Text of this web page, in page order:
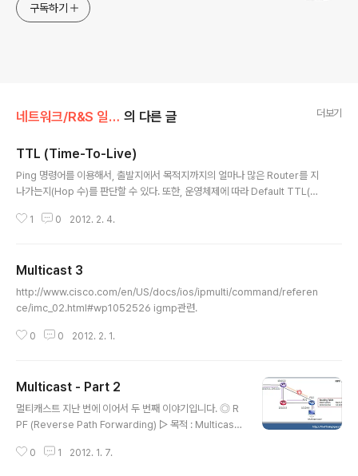
구독하기
네트워크/R&S 일반 의 다른 글 더보기
TTL (Time-To-Live)
Ping 명령어를 이용해서, 출발지에서 목적지까지의 얼마나 많은 Router를 지
나가는지(Hop 수)를 판단할 수 있다. 또한, 운영체제에 따라 Default TTL(Ti
운영체제는 Ping으로 확인하는 운영체제는 보내는 쪽이 아니라 Ping을 받는
이 값을 1씩 낮추면서 목적지 장비에 도착을 하게 되면, 목적지에는 데이터를 응
답할 때 다시 TTL을 자신의 운영체제의 최대값으로 해서 응답을 하게 되고 마
찬가지로 돌아오는 경로 상에서 라우터를 지날 때마다 TTL값은 1..
1 0 2012. 2. 4.
Multicast 3
http://www.cisco.com/en/US/docs/ios/ipmulti/command/referen
ce/imc_02.html#wp1052526 igmp관련.
0 0 2012. 2. 1.
Multicast - Part 2
멀티캐스트 지난 번에 이어서 두 번째 이야기입니다. ◎ R
PF (Reverse Path Forwarding) ▷ 목적 : Multicast
지 ) ▷ 전제조건 : Unicast Routing Protocol이 동작해
0 1 2012. 1. 7.